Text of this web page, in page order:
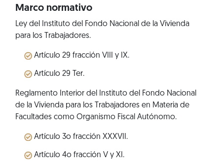
Marco normativo
Ley del Instituto del Fondo Nacional de la Vivienda
para los Trabajadores.
Artículo 29 fracción VIII y IX.
Artículo 29 Ter.
Reglamento Interior del Instituto del Fondo Nacional
de la Vivienda para los Trabajadores en Materia de
Facultades como Organismo Fiscal Autónomo.
Artículo 3o fracción XXXVII.
Artículo 4o fracción V y XI.